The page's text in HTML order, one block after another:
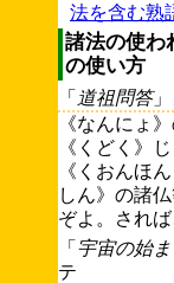
法を含む熟
諸法の使わ
の使い方
「 道祖問答
《なんにょ
《くどく》
《くおんほ
しん》の諸
ぞよ。され
「 宇宙の始
テ